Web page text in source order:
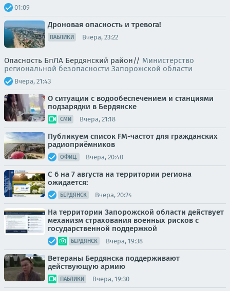
01:09
Дроновая опасность и тревога!
ПАБЛИКИ Вчера, 23:22
Опасность БпЛА Бердянский район// Министерство
региональной безопасности Запорожской области
Вчера, 21:43
О ситуации с водообеспечением и станциями
подзарядки в Бердянске
СМИ Вчера, 21:18
Публикуем список FM-частот для гражданских
радиоприёмников
ОФИЦ. Вчера, 20:40
С 6 на 7 августа на территории региона
ожидается:
БЕРДЯНСК Вчера, 20:24
На территории Запорожской области действует
механизм страхования военных рисков с
государственной поддержкой
БЕРДЯНСК Вчера, 19:38
Ветераны Бердянска поддерживают
действующую армию
ПАБЛИКИ Вчера, 19:30